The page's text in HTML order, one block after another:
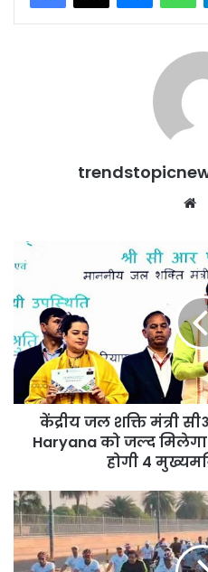
केंद्रीय
जल
मंत्री
सीआर
पाटिल
ने
घोषणा:
Haryana
अपने
हक
का
पानी,
केंद्रीय जल शक्ति मंत्री
Haryana को जल्द
होगी 4
UP:
लखनऊ
में
‘फिट